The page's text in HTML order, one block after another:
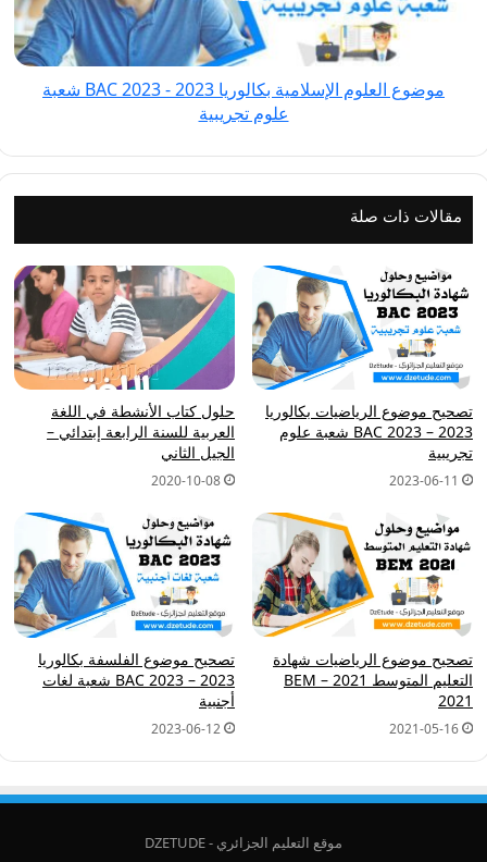
2023 شعبة
علوم
موضوع العلوم الإسلامية بكالوريا 2023 - BAC 2023 شعبة
علوم تجريبية
مقالات ذات صلة
تصحيح موضوع الرياضيات بكالوريا
2023 – BAC 2023 شعبة علوم
تجريبية
2023-06-11
حلول كتاب الأنشطة في اللغة
العربية للسنة الرابعة إبتدائي –
الجيل الثاني
2020-10-08
تصحيح موضوع الرياضيات شهادة
التعليم المتوسط 2021 – BEM
2021
2021-05-16
تصحيح موضوع الفلسفة بكالوريا
2023 – BAC 2023 شعبة لغات
أجنبية
2023-06-12
موقع التعليم الجزائري - DZETUDE